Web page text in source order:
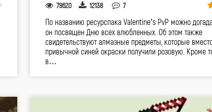
79620 12138 7
По названию ресурспака Valentine’s PvP можно
он посвящен Дню всех влюбленных. Об этом также
свидетельствуют алмазные предметы, которые
привычной синей окраски получили розовую. Кроме
в…